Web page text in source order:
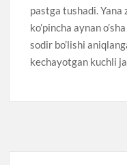
pastga tushadi.
ko’pincha aynan
sodir bo’lishi
kechayotgan kuchli